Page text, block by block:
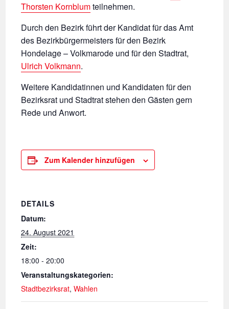
Thorsten Kornblumteilnehmen.
Durch den Bezirk führt der Kandidat für das Amt
des Bezirkbürgermeisters für den Bezirk
Hondelage – Volkmarode und für den Stadtrat,
Ulrich Volkmann.
Weitere Kandidatinnen und Kandidaten für den
Bezirksrat und Stadtrat stehen den Gästen gern
Rede und Anwort.
Zum Kalender hinzufügen
DETAILS
Datum:
24. August 2021
Zeit:
18:00 - 20:00
Veranstaltungskategorien:
Stadtbezirksrat,Wahlen